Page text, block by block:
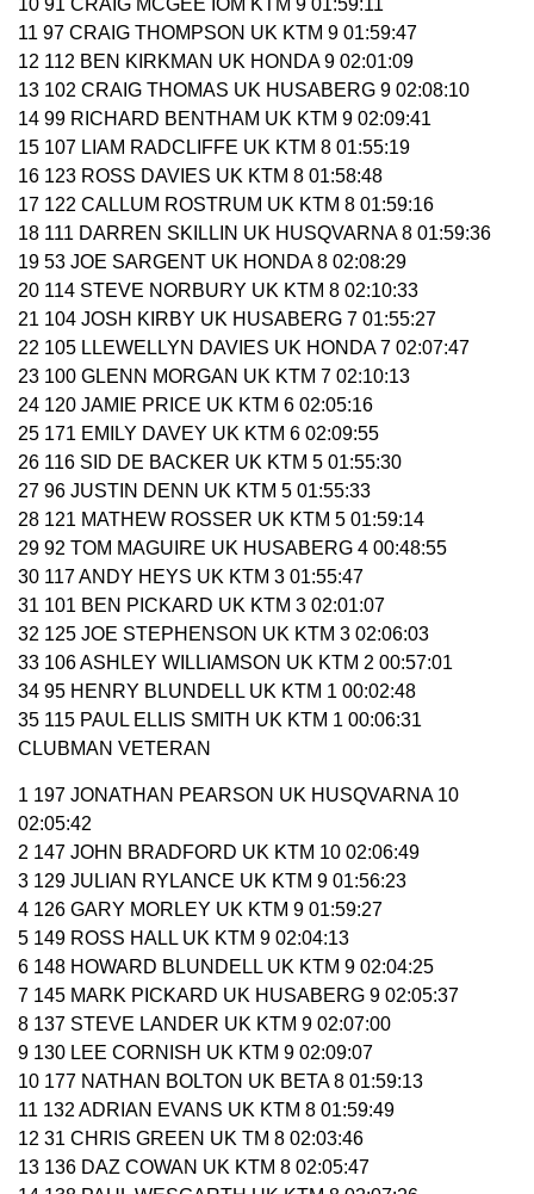
10 91 CRAIG MCGEE IOM KTM 9 01:59:11
11 97 CRAIG THOMPSON UK KTM 9 01:59:47
12 112 BEN KIRKMAN UK HONDA 9 02:01:09
13 102 CRAIG THOMAS UK HUSABERG 9 02:08:10
14 99 RICHARD BENTHAM UK KTM 9 02:09:41
15 107 LIAM RADCLIFFE UK KTM 8 01:55:19
16 123 ROSS DAVIES UK KTM 8 01:58:48
17 122 CALLUM ROSTRUM UK KTM 8 01:59:16
18 111 DARREN SKILLIN UK HUSQVARNA 8 01:59:36
19 53 JOE SARGENT UK HONDA 8 02:08:29
20 114 STEVE NORBURY UK KTM 8 02:10:33
21 104 JOSH KIRBY UK HUSABERG 7 01:55:27
22 105 LLEWELLYN DAVIES UK HONDA 7 02:07:47
23 100 GLENN MORGAN UK KTM 7 02:10:13
24 120 JAMIE PRICE UK KTM 6 02:05:16
25 171 EMILY DAVEY UK KTM 6 02:09:55
26 116 SID DE BACKER UK KTM 5 01:55:30
27 96 JUSTIN DENN UK KTM 5 01:55:33
28 121 MATHEW ROSSER UK KTM 5 01:59:14
29 92 TOM MAGUIRE UK HUSABERG 4 00:48:55
30 117 ANDY HEYS UK KTM 3 01:55:47
31 101 BEN PICKARD UK KTM 3 02:01:07
32 125 JOE STEPHENSON UK KTM 3 02:06:03
33 106 ASHLEY WILLIAMSON UK KTM 2 00:57:01
34 95 HENRY BLUNDELL UK KTM 1 00:02:48
35 115 PAUL ELLIS SMITH UK KTM 1 00:06:31
CLUBMAN VETERAN
1 197 JONATHAN PEARSON UK HUSQVARNA 10
02:05:42
2 147 JOHN BRADFORD UK KTM 10 02:06:49
3 129 JULIAN RYLANCE UK KTM 9 01:56:23
4 126 GARY MORLEY UK KTM 9 01:59:27
5 149 ROSS HALL UK KTM 9 02:04:13
6 148 HOWARD BLUNDELL UK KTM 9 02:04:25
7 145 MARK PICKARD UK HUSABERG 9 02:05:37
8 137 STEVE LANDER UK KTM 9 02:07:00
9 130 LEE CORNISH UK KTM 9 02:09:07
10 177 NATHAN BOLTON UK BETA 8 01:59:13
11 132 ADRIAN EVANS UK KTM 8 01:59:49
12 31 CHRIS GREEN UK TM 8 02:03:46
13 136 DAZ COWAN UK KTM 8 02:05:47